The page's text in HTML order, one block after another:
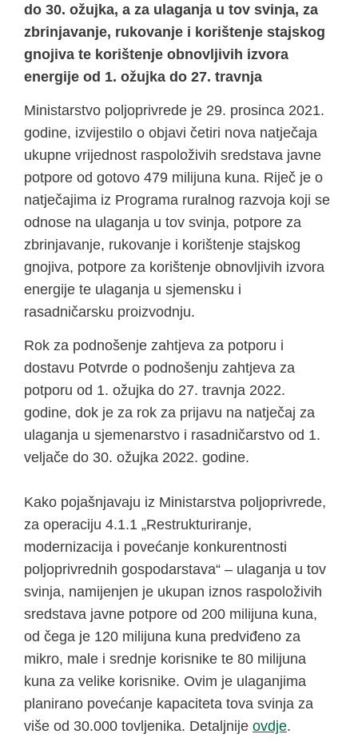
do 30. ožujka, a za ulaganja u tov svinja, za
zbrinjavanje, rukovanje i korištenje stajskog
gnojiva te korištenje obnovljivih izvora
energije od 1. ožujka do 27. travnja
Ministarstvo poljoprivrede je 29. prosinca 2021.
godine, izvijestilo o objavi četiri nova natječaja
ukupne vrijednost raspoloživih sredstava javne
potpore od gotovo 479 milijuna kuna. Riječ je o
natječajima iz Programa ruralnog razvoja koji se
odnose na ulaganja u tov svinja, potpore za
zbrinjavanje, rukovanje i korištenje stajskog
gnojiva, potpore za korištenje obnovljivih izvora
energije te ulaganja u sjemensku i
rasadničarsku proizvodnju.
Rok za podnošenje zahtjeva za potporu i
dostavu Potvrde o podnošenju zahtjeva za
potporu od 1. ožujka do 27. travnja 2022.
godine, dok je za rok za prijavu na natječaj za
ulaganja u sjemenarstvo i rasadničarstvo od 1.
veljače do 30. ožujka 2022. godine.
Kako pojašnjavaju iz Ministarstva poljoprivrede,
za operaciju 4.1.1 „Restrukturiranje,
modernizacija i povećanje konkurentnosti
poljoprivrednih gospodarstava“ – ulaganja u tov
svinja, namijenjen je ukupan iznos raspoloživih
sredstava javne potpore od 200 milijuna kuna,
od čega je 120 milijuna kuna predviđeno za
mikro, male i srednje korisnike te 80 milijuna
kuna za velike korisnike. Ovim je ulaganjima
planirano povećanje kapaciteta tova svinja za
više od 30.000 tovljenika. Detaljnije ovdje.